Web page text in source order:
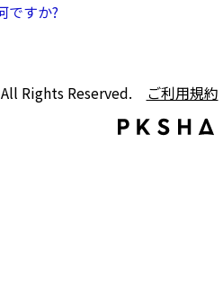
ですか?
Rights Reserved. ご利用規約